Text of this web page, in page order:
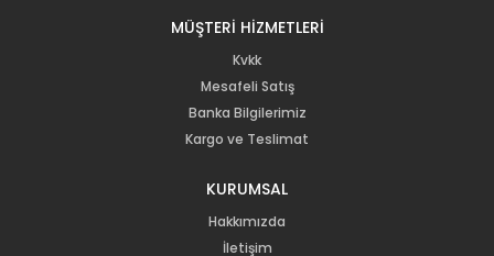
MÜŞTERİ HİZMETLERİ
Kvkk
Mesafeli Satış
Banka Bilgilerimiz
Kargo ve Teslimat
KURUMSAL
Hakkımızda
İletişim